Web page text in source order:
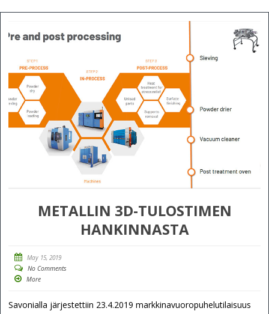
METALLIN 3D-TULOSTIMEN
HANKINNASTA
May 15, 2019
No Comments
More
Savonialla järjestettiin 23.4.2019 markkinavuoropuhelutilaisuus